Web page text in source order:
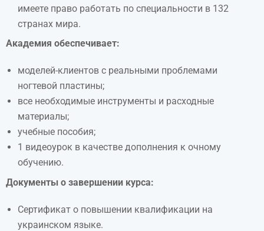
имеете право работать по специальности в 132
странах мира.
Академия обеспечивает:
моделей-клиентов с реальными проблемами
ногтевой пластины;
все необходимые инструменты и расходные
материалы;
учебные пособия;
1 видеоурок в качестве дополнения к очному
обучению.
Документы о завершении курса:
Сертификат о повышении квалификации на
украинском языке.